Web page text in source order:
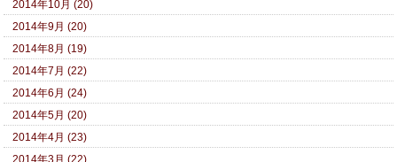
2014年10月 (20)
2014年9月 (20)
2014年8月 (19)
2014年7月 (22)
2014年6月 (24)
2014年5月 (20)
2014年4月 (23)